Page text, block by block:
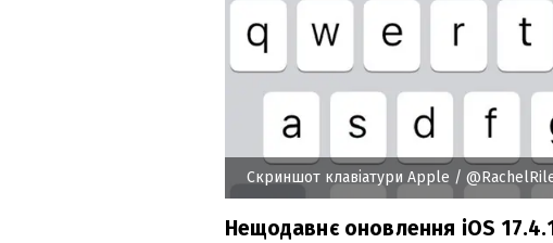
Скриншот клавіатури Apple /
Нещодавнє оновлення iOS